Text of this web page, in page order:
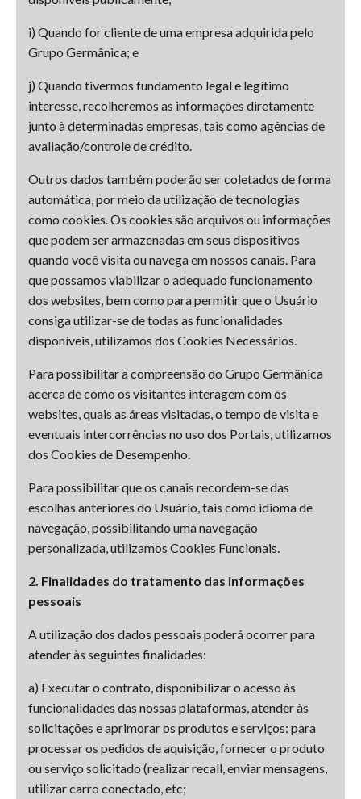
i) Quando for cliente de uma empresa adquirida pelo
Grupo Germânica; e
j) Quando tivermos fundamento legal e legítimo
interesse, recolheremos as informações diretamente
junto à determinadas empresas, tais como agências de
avaliação/controle de crédito.
Outros dados também poderão ser coletados de forma
automática, por meio da utilização de tecnologias
como cookies. Os cookies são arquivos ou informações
que podem ser armazenadas em seus dispositivos
quando você visita ou navega em nossos canais. Para
que possamos viabilizar o adequado funcionamento
dos websites, bem como para permitir que o Usuário
consiga utilizar-se de todas as funcionalidades
disponíveis, utilizamos dos Cookies Necessários.
Para possibilitar a compreensão do Grupo Germânica
acerca de como os visitantes interagem com os
websites, quais as áreas visitadas, o tempo de visita e
eventuais intercorrências no uso dos Portais, utilizamos
dos Cookies de Desempenho.
Para possibilitar que os canais recordem-se das
escolhas anteriores do Usuário, tais como idioma de
navegação, possibilitando uma navegação
personalizada, utilizamos Cookies Funcionais.
2. Finalidades do tratamento das informações
pessoais
A utilização dos dados pessoais poderá ocorrer para
atender às seguintes finalidades:
a) Executar o contrato, disponibilizar o acesso às
funcionalidades das nossas plataformas, atender às
solicitações e aprimorar os produtos e serviços: para
processar os pedidos de aquisição, fornecer o produto
ou serviço solicitado (realizar recall, enviar mensagens,
utilizar carro conectado, etc;